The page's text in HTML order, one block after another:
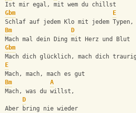
Ist mir egal, mit wem du chillst
Gbm
E
Schlaf auf jedem Klo mit jedem
Bm
D
Mach mal dein Ding mit Herz und Blut
Gbm
Mach dich glücklich, mach dich traurig
E
Mach, mach, mach es gut
Bm
A
Mach, was du willst,
D
Aber bring nie wieder